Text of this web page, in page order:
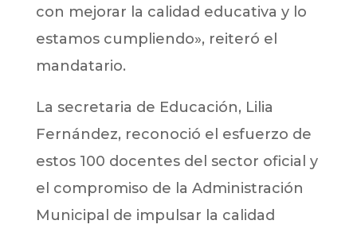
con mejorar la calidad educativa y lo
estamos cumpliendo», reiteró el
mandatario.
La secretaria de Educación, Lilia
Fernández, reconoció el esfuerzo de
estos 100 docentes del sector oficial y
el compromiso de la Administración
Municipal de impulsar la calidad